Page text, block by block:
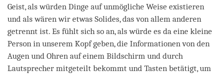
Geist, als würden Dinge auf unmögliche Weise existieren
und als wären wir etwas Solides, das von allem anderen
getrennt ist. Es fühlt sich so an, als würde es da eine kleine
Person in unserem Kopf geben, die Informationen von den
Augen und Ohren auf einem Bildschirm und durch
Lautsprecher mitgeteilt bekommt und Tasten betätigt, um